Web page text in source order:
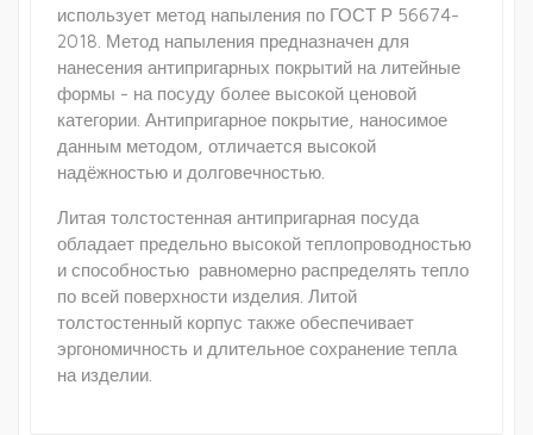
использует метод напыления по ГОСТ Р 56674-
2018. Метод напыления предназначен для
нанесения антипригарных покрытий на литейные
формы - на посуду более высокой ценовой
категории. Антипригарное покрытие, наносимое
данным методом, отличается высокой
надёжностью и долговечностью.
Литая толстостенная антипригарная посуда
обладает предельно высокой теплопроводностью
и способностью равномерно распределять тепло
по всей поверхности изделия. Литой
толстостенный корпус также обеспечивает
эргономичность и длительное сохранение тепла
на изделии.